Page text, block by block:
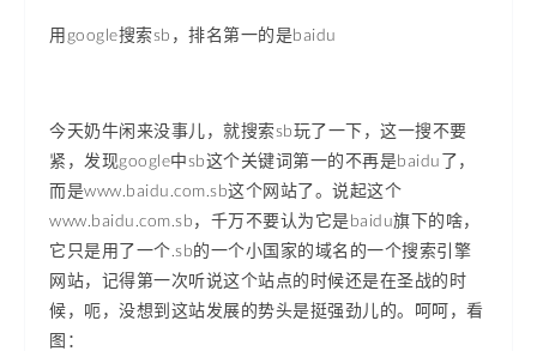
用google搜索sb，排名第一的是baidu
今天奶牛闲来没事儿，就搜索sb玩了一下，这一搜不要
紧，发现google中sb这个关键词第一的不再是baidu了，
而是www.baidu.com.sb这个网站了。说起这个
www.baidu.com.sb，千万不要认为它是baidu旗下的啥，
它只是用了一个.sb的一个小国家的域名的一个搜索引擎
网站，记得第一次听说这个站点的时候还是在圣战的时
候，呃，没想到这站发展的势头是挺强劲儿的。呵呵，看
图：